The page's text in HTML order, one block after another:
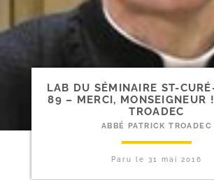
LAB DU SÉMINAIRE ST-​CURÉ-​
89 – MERCI, MONSEIGNEUR
TROADEC
ABBÉ PATRICK TROADEC
Paru le 31 mai 2016